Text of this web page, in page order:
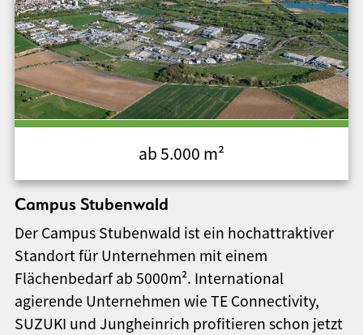
ab 5.000 m²
Campus Stubenwald
Der Campus Stubenwald ist ein hochattraktiver
Standort für Unternehmen mit einem
Flächenbedarf ab 5000m². International
agierende Unternehmen wie TE Connectivity,
SUZUKI und Jungheinrich profitieren schon jetzt